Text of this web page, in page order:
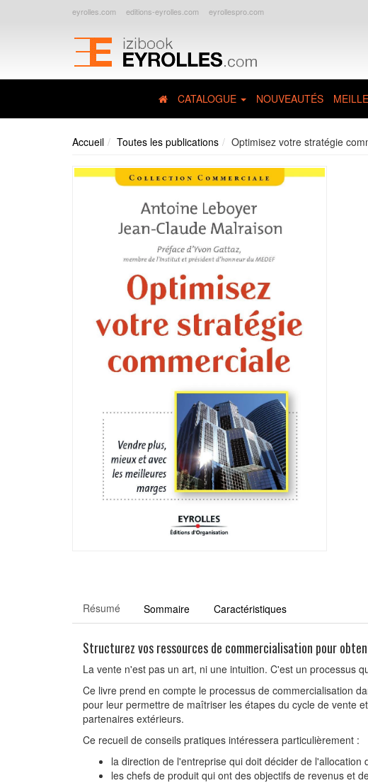
eyrolles.com editions-eyrolles.com eyrollespro.com
CATALOGUE NOUVEAUTÉS
Accueil Toutes les publications Optimisez votre stratégie
Résumé Sommaire Caractéristiques
Structurez vos ressources de commercialisation pour
La vente n'est pas un art, ni une intuition. C'est un processus
Ce livre prend en compte le processus de commercialisation
pour leur permettre de maîtriser les étapes du cycle de vente
partenaires extérieurs.
Ce recueil de conseils pratiques intéressera particulièrement :
la direction de l'entreprise qui doit décider de l'allocation
les chefs de produit qui ont des objectifs de revenus et